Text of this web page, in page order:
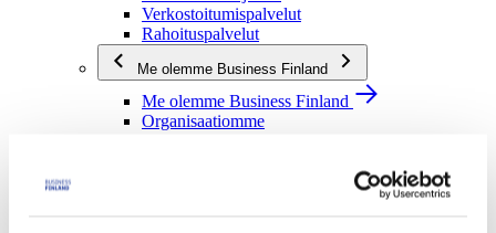
Verkostoitumispalvelut
Rahoituspalvelut
Me olemme Business Finland
Me olemme Business Finland
Organisaatiomme